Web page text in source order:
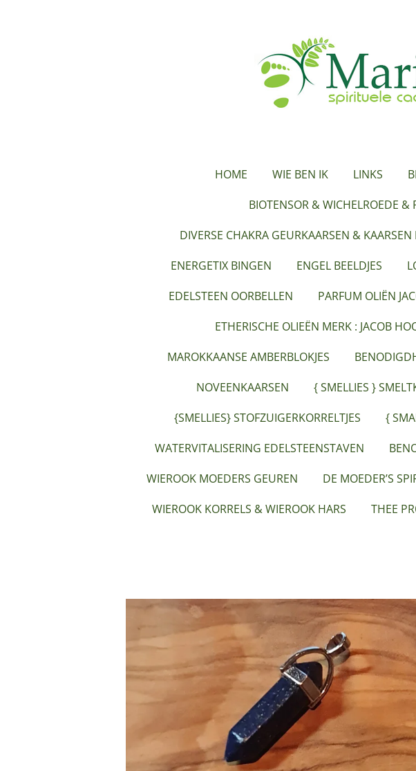
HOME WIE BEN IK LINKS
BIOTENSOR & WICHELROEDE &
DIVERSE CHAKRA GEURKAARSEN &
ENERGETIX BINGEN
ENGEL BEELDJES
EDELSTEEN OORBELLEN
PARFUM OLIËN
ETHERISCHE OLIEËN MERK : JACOB
MAROKKAANSE AMBERBLOKJES
NOVEENKAARSEN
{ SMELLIES }
{SMELLIES} STOFZUIGERKORRELTJES
{
WATERVITALISERING EDELSTEENSTAVEN
WIEROOK MOEDERS GEUREN
DE MOEDER’S
WIEROOK KORRELS & WIEROOK HARS
THEE